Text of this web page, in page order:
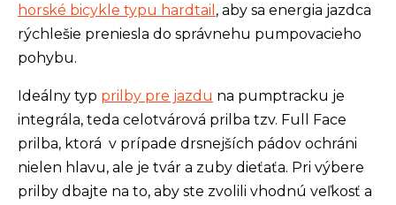
horské bicykle typu hardtail , aby sa energia jazdca
rýchlešie preniesla do správnehu pumpovacieho
pohybu.
Ideálny typ prilby pre jazdu na pumptracku je
integrála, teda celotvárová prilba tzv. Full Face
prilba, ktorá v prípade drsnejších pádov ochráni
nielen hlavu, ale je tvár a zuby dieťaťa. Pri výbere
prilby dbajte na to, aby ste zvolili vhodnú veľkosť a